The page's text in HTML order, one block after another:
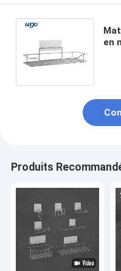
en
Produits